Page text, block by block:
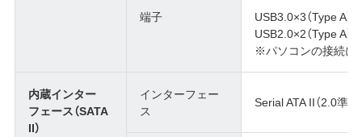
端子
USB3.0×3（Type A）
USB2.0×2（Type A）（
※パソコンの接続に
内蔵インター
フェース（SATA
II）
インターフェー
ス
Serial ATA II（2.0準拠